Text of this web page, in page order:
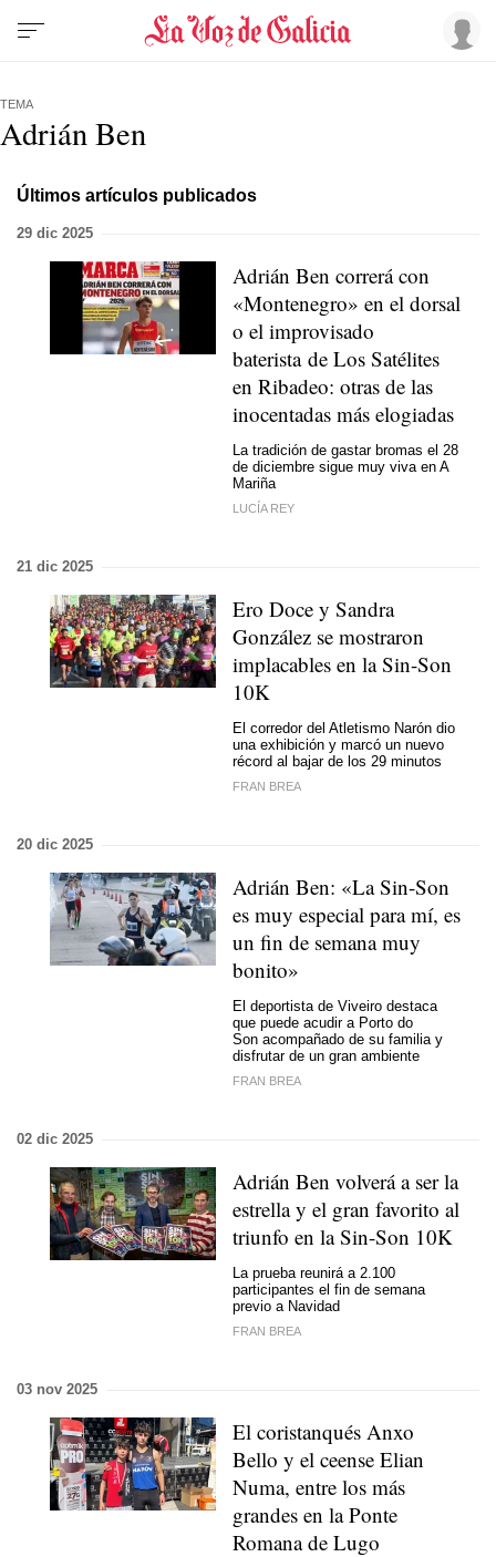
TEMA
Adrián Ben
Últimos artículos publicados
29 dic 2025
Adrián Ben correrá con
«Montenegro» en el dorsal
o el improvisado
baterista de Los Satélites
en Ribadeo: otras de las
inocentadas más elogiadas
La tradición de gastar bromas el 28
de diciembre sigue muy viva en A
Mariña
LUCÍA REY
21 dic 2025
Ero Doce y Sandra
González se mostraron
implacables en la Sin-Son
10K
El corredor del Atletismo Narón dio
una exhibición y marcó un nuevo
récord al bajar de los 29 minutos
FRAN BREA
20 dic 2025
Adrián Ben: «LaSin-Son
es muy especial para mí, es
un fin de semana muy
bonito»
El deportista de Viveiro destaca
que puede acudir a Porto do
Son acompañado de su familia y
disfrutar de un gran ambiente
FRAN BREA
02 dic 2025
Adrián Ben volverá a ser la
estrella y el gran favorito al
triunfo en laSin-Son 10K
La prueba reunirá a 2.100
participantes el fin de semana
previo a Navidad
FRAN BREA
03 nov 2025
El coristanqués Anxo
Bello y el ceense Elian
Numa, entre los más
grandes en la Ponte
Romana de Lugo